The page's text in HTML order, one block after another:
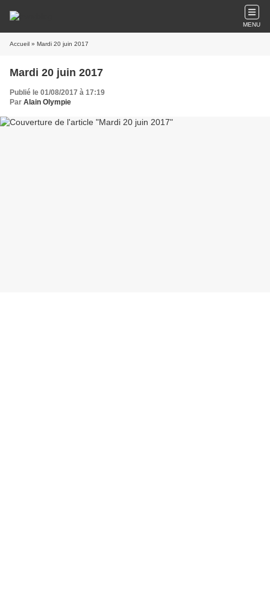
MENU
Accueil » Mardi 20 juin 2017
Mardi 20 juin 2017
Publié le 01/08/2017 à 17:19
Par Alain Olympie